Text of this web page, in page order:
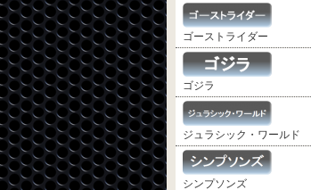
ゴーストライダー
ゴジラ
ジュラシック・ワールド
シンプソンズ